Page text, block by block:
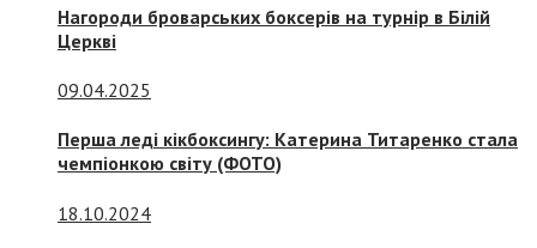
Нагороди броварських боксерів на турнір в Білій
Церкві
09.04.2025
Перша леді кікбоксингу: Катерина Титаренко стала
чемпіонкою світу (ФОТО)
18.10.2024